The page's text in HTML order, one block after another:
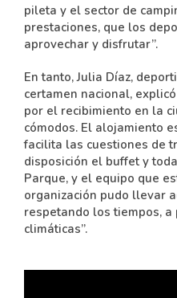
pileta y el sector de
prestaciones, que los
aprovechar y disfrutar”.
En tanto, Julia Díaz,
certamen nacional,
por el recibimiento en la
cómodos. El alojamiento
facilita las cuestiones de
disposición el buffet y
Parque, y el equipo que
organización pudo llevar
respetando los tiempos,
climáticas”.